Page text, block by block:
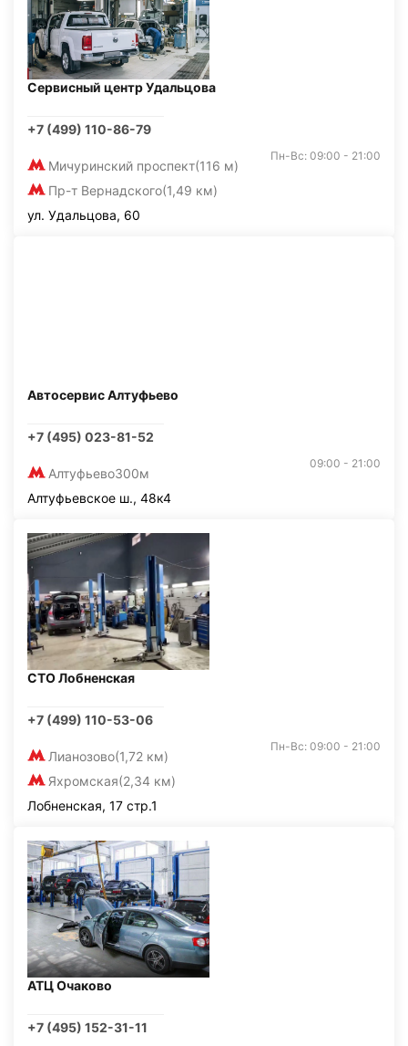
Сервисный центр Удальцова
+7 (499) 110-86-79
Мичуринский проспект(116 м)
Пр-т Вернадского(1,49 км)
Пн-Вс: 09:00 - 21:00
ул. Удальцова, 60
Автосервис Алтуфьево
+7 (495) 023-81-52
Алтуфьево300м
09:00 - 21:00
Алтуфьевское ш., 48к4
СТО Лобненская
+7 (499) 110-53-06
Лианозово(1,72 км)
Яхромская(2,34 км)
Пн-Вс: 09:00 - 21:00
Лобненская, 17 стр.1
АТЦ Очаково
+7 (495) 152-31-11